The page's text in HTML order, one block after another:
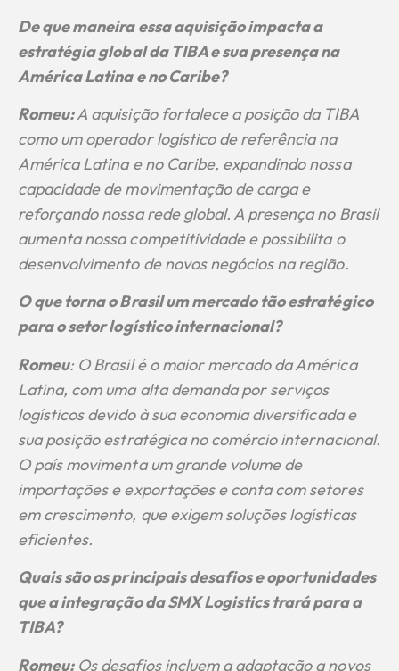
De que maneira essa aquisição impacta a
estratégia global da TIBA e sua presença na
América Latina e no Caribe?
Romeu:A aquisição fortalece a posição da TIBA
como um operador logístico de referência na
América Latina e no Caribe, expandindo nossa
capacidade de movimentação de carga e
reforçando nossa rede global. A presença no Brasil
aumenta nossa competitividade e possibilita o
desenvolvimento de novos negócios na região.
O que torna o Brasil um mercado tão estratégico
para o setor logístico internacional?
Romeu: O Brasil é o maior mercado da América
Latina, com uma alta demanda por serviços
logísticos devido à sua economia diversificada e
sua posição estratégica no comércio internacional.
O país movimenta um grande volume de
importações e exportações e conta com setores
em crescimento, que exigem soluções logísticas
eficientes.
Quais são os principais desafios e oportunidades
que a integração da SMX Logistics trará para a
TIBA?
Romeu:Os desafios incluem a adaptação a novos